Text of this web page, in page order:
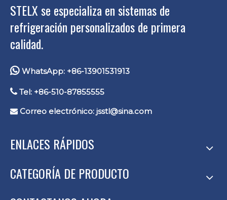
STELX se especializa en sistemas de
refrigeración personalizados de primera
calidad.
 WhatsApp: +86-13901531913
 Tel: +86-510-87855555
 Correo electrónico: jsstl@sina.com
ENLACES RÁPIDOS
CATEGORÍA DE PRODUCTO